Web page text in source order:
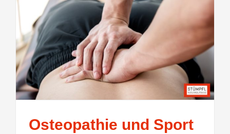
Osteopathie und Sport